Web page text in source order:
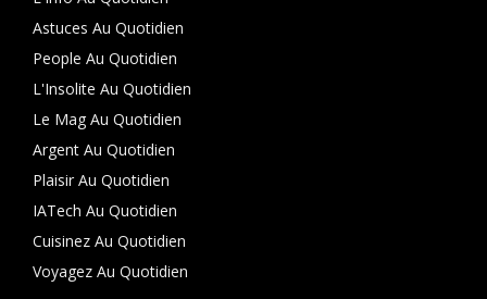
Astuces Au Quotidien
People Au Quotidien
L'Insolite Au Quotidien
Le Mag Au Quotidien
Argent Au Quotidien
Plaisir Au Quotidien
IATech Au Quotidien
Cuisinez Au Quotidien
Voyagez Au Quotidien